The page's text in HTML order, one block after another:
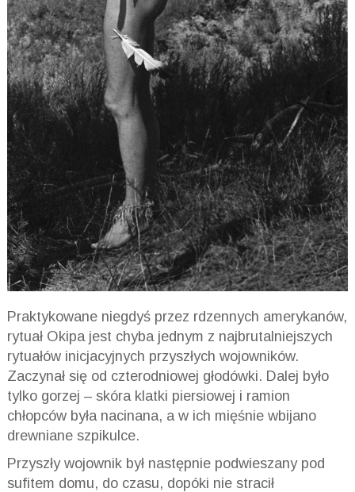
Praktykowane niegdyś przez rdzennych amerykanów,
rytuał Okipa jest chyba jednym z najbrutalniejszych
rytuałów inicjacyjnych przyszłych wojowników.
Zaczynał się od czterodniowej głodówki. Dalej było
tylko gorzej – skóra klatki piersiowej i ramion
chłopców była nacinana, a w ich mięśnie wbijano
drewniane szpikulce.
Przyszły wojownik był następnie podwieszany pod
sufitem domu, do czasu, dopóki nie stracił